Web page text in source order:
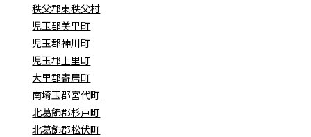
秩父郡東秩父村
児玉郡美里町
児玉郡神川町
児玉郡上里町
大里郡寄居町
南埼玉郡宮代町
北葛飾郡杉戸町
北葛飾郡松伏町